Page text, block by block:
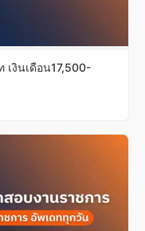
เงินเดือน17,500-